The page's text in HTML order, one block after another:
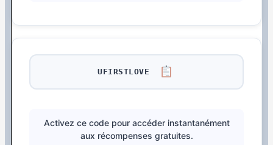
UFIRSTLOVE
Activez ce code pour accéder instantanément
aux récompenses gratuites.